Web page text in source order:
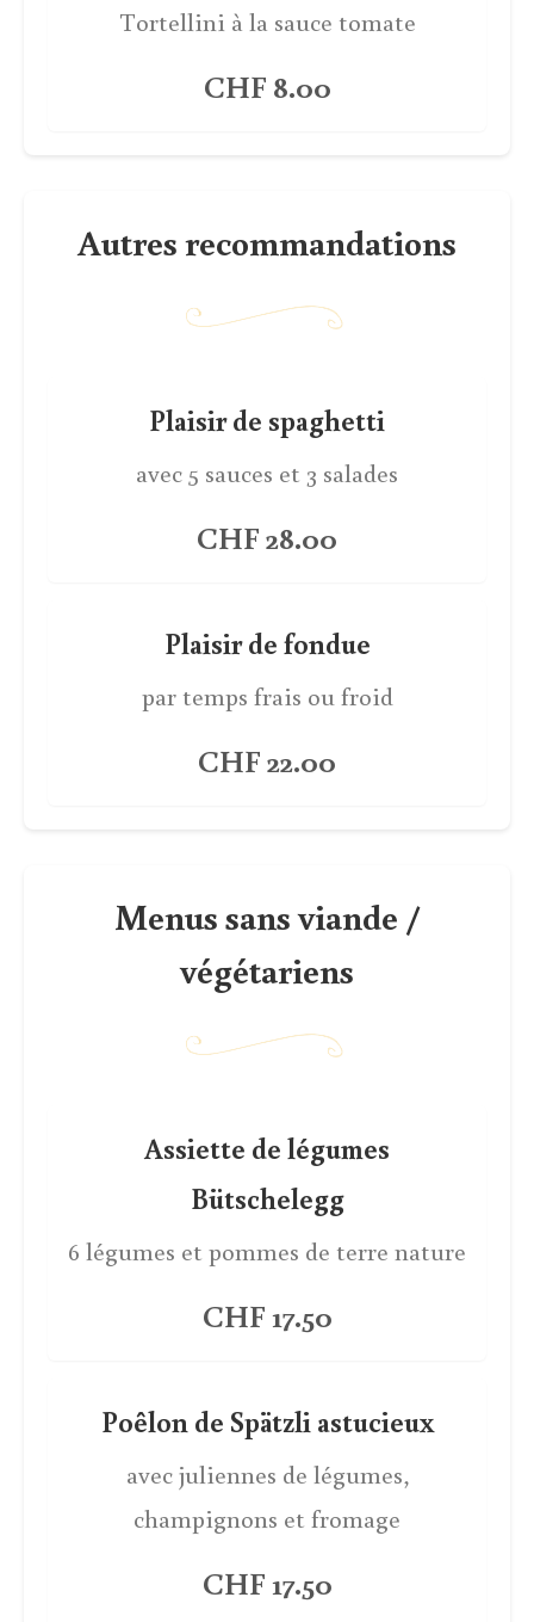
Tortellini à la sauce tomate
CHF 8.00
Autres recommandations
Plaisir de spaghetti
avec 5 sauces et 3 salades
CHF 28.00
Plaisir de fondue
par temps frais ou froid
CHF 22.00
Menus sans viande /
végétariens
Assiette de légumes
Bütschelegg
6 légumes et pommes de terre nature
CHF 17.50
Poêlon de Spätzli astucieux
avec juliennes de légumes,
champignons et fromage
CHF 17.50